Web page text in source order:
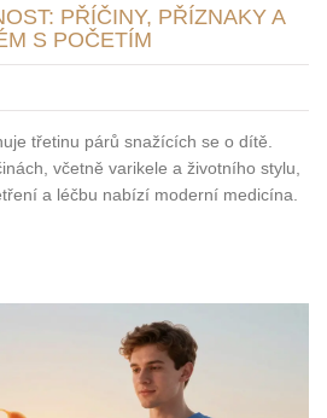
PŘÍČINY, PŘÍZNAKY A
S POČETÍM
třetinu párů snažících se o dítě.
včetně varikele a životního stylu,
a léčbu nabízí moderní medicína.